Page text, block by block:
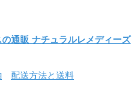
通販 ナチュラルレメディーズ
配送方法と送料